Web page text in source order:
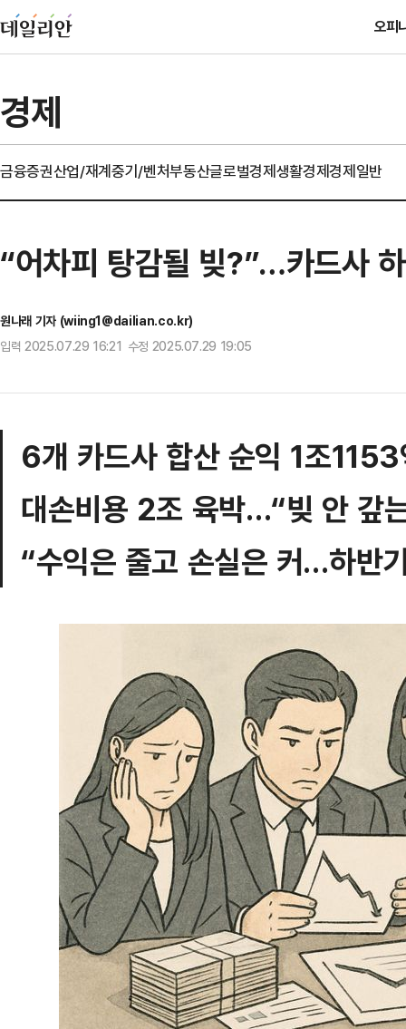
오피
경제
금융증권산업/재계중기/벤처부동산글로벌경제생활경제경제일반
“어차피 탕감될 빚?”…카드사
원나래 기자 (wiing1@dailian.co.kr)
입력 2025.07.29 16:21 수정 2025.07.29 19:05
6개 카드사 합산 순익 1조
대손비용 2조 육박…“빚 안 갚
“수익은 줄고 손실은 커…하반